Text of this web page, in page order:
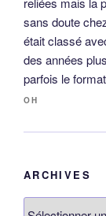
sans doute
était classé
des années
parfois le
OH
ARCHIVES